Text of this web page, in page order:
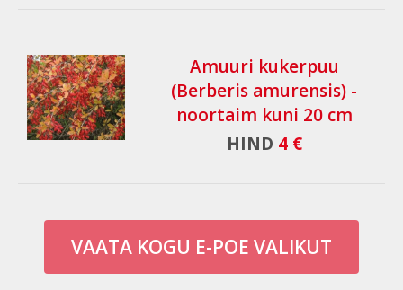
Amuuri kukerpuu
(Berberis amurensis) -
noortaim kuni 20 cm
HIND 4 €
VAATA KOGU E-POE VALIKUT